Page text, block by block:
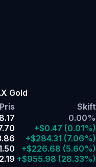
Gold
Pris Skift
0.00%
+$0.47 (0.01%)
+$284.31 (7.06%)
+$226.68 (5.60%)
+$955.98 (28.33%)